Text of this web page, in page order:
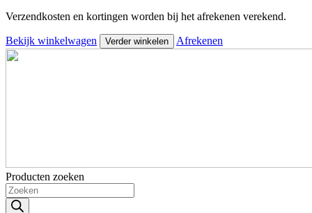
Verzendkosten en kortingen worden bij het afrekenen verekend.
Bekijk winkelwagen Verder winkelen Afrekenen
Producten zoeken